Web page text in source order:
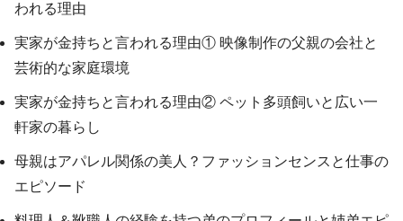
われる理由
実家が金持ちと言われる理由① 映像制作の父親の会社と
芸術的な家庭環境
実家が金持ちと言われる理由② ペット多頭飼いと広い一
軒家の暮らし
母親はアパレル関係の美人？ファッションセンスと仕事の
エピソード